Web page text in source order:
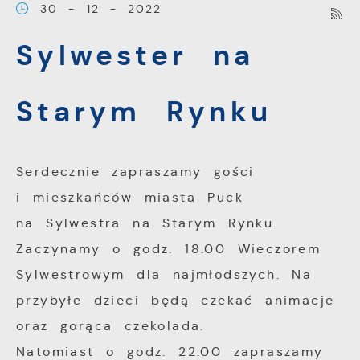
30 - 12 - 2022
Sylwester na
Starym Rynku
Serdecznie zapraszamy gości
i mieszkańców miasta Puck
na Sylwestra na Starym Rynku.
Zaczynamy o godz. 18.00 Wieczorem
Sylwestrowym dla najmłodszych. Na
przybyłe dzieci będą czekać animacje
oraz gorąca czekolada.
Natomiast o godz. 22.00 zapraszamy
przez Ciebie działania w celu m.in.
dostosowania Twoich ustawień preferencji
formularzy. Dzięki plikom cookies strona, z
Tego typu pliki cookies umożliwiają stronie
przez Ciebie ustawień oraz personalizację
Dzięki tym plikom cookies możemy
zapewnić Ci większy komfort korzystania z
funkcjonalności naszej strony poprzez
dopasowanie jej do Twoich indywidualnych
preferencji. Wyrażenie zgody na
Więcej
Analityczne
Analityczne pliki cookies pomagają nam
rozwijać się i dostosowywać do Twoich